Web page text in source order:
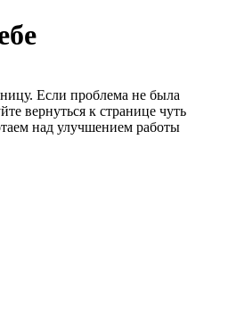
Если проблема не была
вернуться к странице чуть
над улучшением работы